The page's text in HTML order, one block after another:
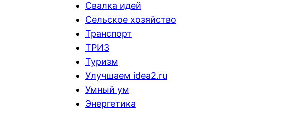
Свалка идей
Сельское хозяйство
Транспорт
ТРИЗ
Туризм
Улучшаем idea2.ru
Умный ум
Энергетика